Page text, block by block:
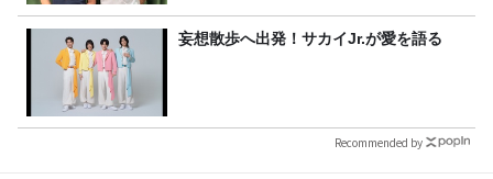
妄想散歩へ出発！サカイJr.が愛を語る
Recommended by